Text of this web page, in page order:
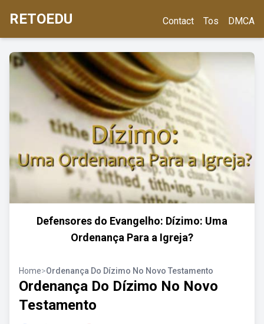
RETOEDU Contact Tos DMCA
Defensores do Evangelho: Dízimo: Uma
Ordenança Para a Igreja?
Home>Ordenança Do Dízimo No Novo Testamento
Ordenança Do Dízimo No Novo
Testamento